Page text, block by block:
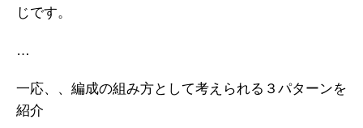
じです。
…
一応、、編成の組み方として考えられる３パターンを
紹介